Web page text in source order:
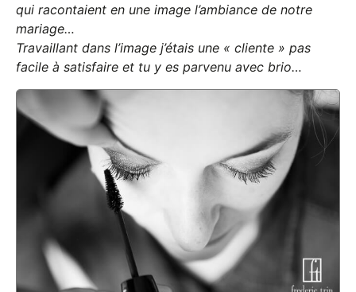
qui racontaient en une image l’ambiance de notre
mariage…
Travaillant dans l’image j’étais une « cliente » pas
facile à satisfaire et tu y es parvenu avec brio…